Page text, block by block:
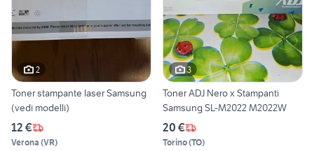
2
Toner stampante laser Samsung
(vedi modelli)
12 €
Verona (VR)
3
Toner ADJ Nero x Stampanti
Samsung SL-M2022 M2022W
20 €
Torino(TO)